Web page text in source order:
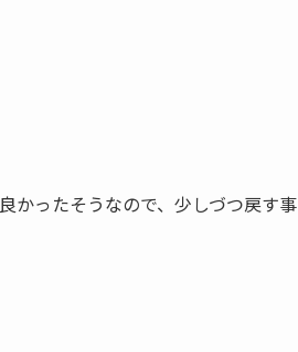
かったそうなので、少しづつ戻す事